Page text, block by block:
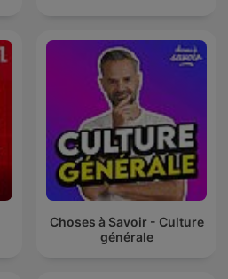
Choses à Savoir - Culture
générale